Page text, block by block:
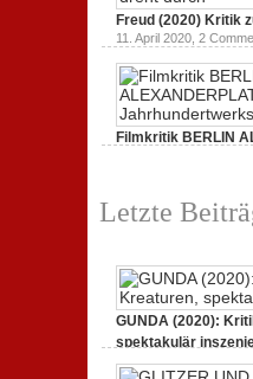
Freud (2020) Kritik
11. April 2020, 2
Filmkritik BERLIN
Letzte
GUNDA (2020):
spektakulär